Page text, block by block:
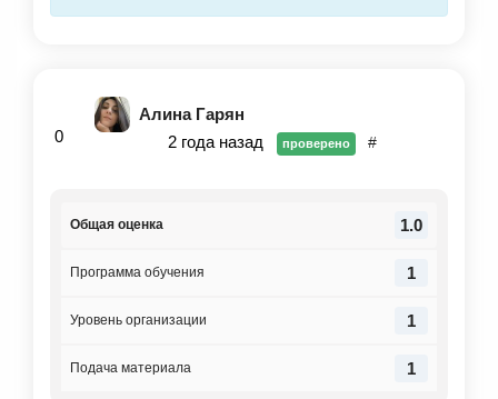
0
Алина Гарян
2 года назад
проверено #
1.0
Общая оценка
1
Программа обучения
1
Уровень организации
1
Подача материала